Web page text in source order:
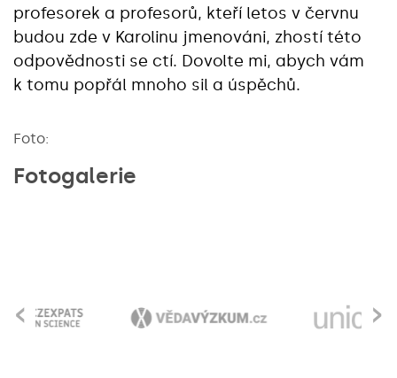
profesorek a profesorů, kteří letos v červnu
budou zde v Karolinu jmenováni, zhostí této
odpovědnosti se ctí. Dovolte mi, abych vám
k tomu popřál mnoho sil a úspěchů.
Foto:
Fotogalerie
›
‹